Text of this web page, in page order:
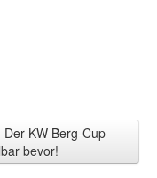
KW Berg-Cup
bevor!